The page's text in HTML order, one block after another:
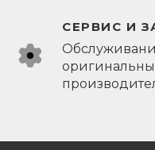
СЕРВИС И